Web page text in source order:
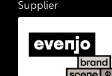
Supplier